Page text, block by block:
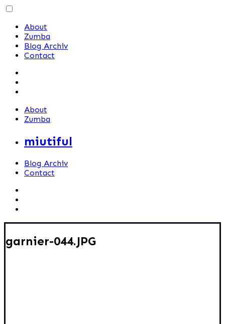
Skip
contentAbout
Zumba
Blog Archiv
Contact
About
Zumba
miutiful
Blog Archiv
Contact
garnier-044.JPG